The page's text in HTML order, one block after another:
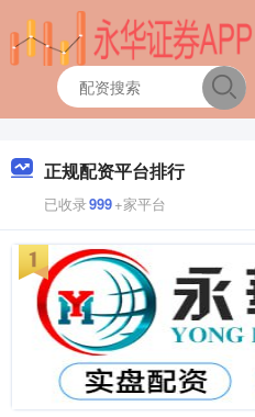
正规配资平台排行
已收录999+家平台